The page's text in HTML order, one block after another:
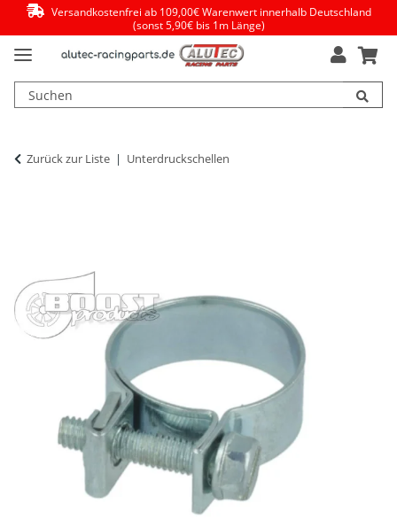
Versandkostenfrei ab 109,00€ Warenwert innerhalb Deutschland
(sonst 5,90€ bis 1m Länge)
Zurück zur Liste Unterdruckschellen